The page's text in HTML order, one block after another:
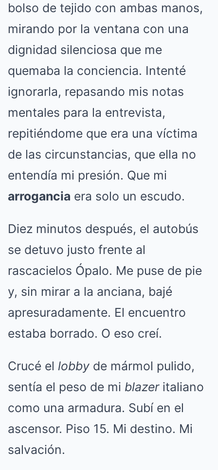
bolso de tejido con ambas manos,
mirando por la ventana con una
dignidad silenciosa que me
quemaba la conciencia. Intenté
ignorarla, repasando mis notas
mentales para la entrevista,
repitiéndome que era una víctima
de las circunstancias, que ella no
entendía mi presión. Que mi
arrogancia era solo un escudo.
Diez minutos después, el autobús
se detuvo justo frente al
rascacielos Ópalo. Me puse de pie
y, sin mirar a la anciana, bajé
apresuradamente. El encuentro
estaba borrado. O eso creí.
Crucé el lobby de mármol pulido,
sentía el peso de mi blazeritaliano
como una armadura. Subí en el
ascensor. Piso 15. Mi destino. Mi
salvación.